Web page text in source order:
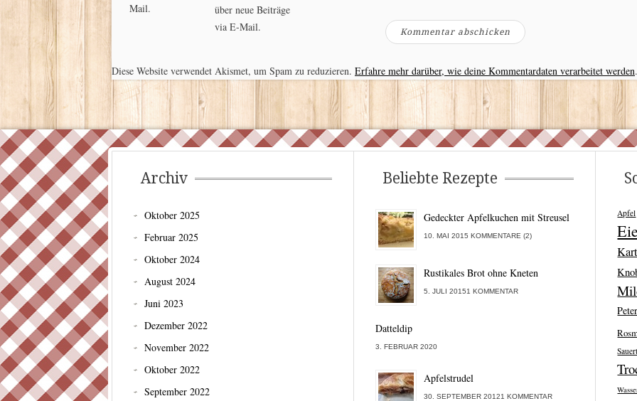
Mail.
über neue Beiträge
via E-Mail.
Diese Website verwendet Akismet, um Spam zu reduzieren. Erfahre mehr darüber, wie deine Kommentardaten verarbeitet werden.
Archiv
Oktober 2025
Februar 2025
Oktober 2024
August 2024
Juni 2023
Dezember 2022
November 2022
Oktober 2022
September 2022
Beliebte Rezepte
Gedeckter Apfelkuchen mit Streusel
10. MAI 2015 KOMMENTARE (2)
Rustikales Brot ohne Kneten
5. JULI 20151 KOMMENTAR
Datteldip
3. FEBRUAR 2020
Apfelstrudel
30. SEPTEMBER 20121 KOMMENTAR
Apfel